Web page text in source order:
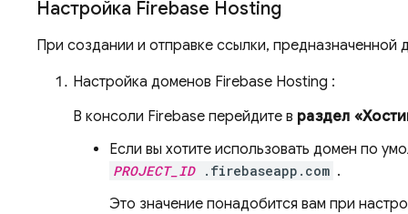
Настройка Firebase Hosting
При создании и отправке ссылки,
Настройка доменов Firebase Hosting :
В консоли Firebase перейдите в раздел
Если вы хотите использовать домен по
PROJECT_ID.firebaseapp.com .
Это значение понадобится вам при